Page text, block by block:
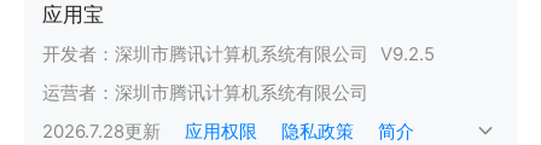
应用宝
开发者： 深圳市腾讯计算机系统有限公司 V9.2.5
运营者： 深圳市腾讯计算机系统有限公司
2026.7.28更新 应用权限 隐私政策 简介